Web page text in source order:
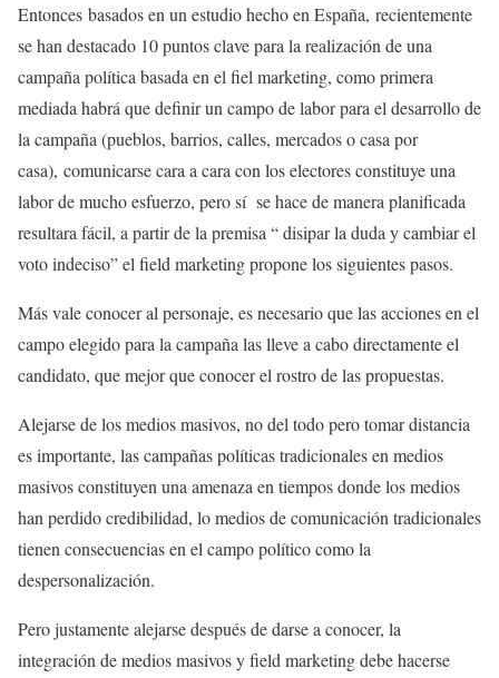
Entonces basados en un estudio hecho en España, recientemente
se han destacado 10 puntos clave para la realización de una
campaña política basada en el fiel marketing, como primera
mediada habrá que definir un campo de labor para el desarrollo de
la campaña (pueblos, barrios, calles, mercados o casa por
casa), comunicarse cara a cara con los electores constituye una
labor de mucho esfuerzo, pero sí se hace de manera planificada
resultara fácil, a partir de la premisa “ disipar la duda y cambiar el
voto indeciso” el field marketing propone los siguientes pasos.
Más vale conocer al personaje, es necesario que las acciones en el
campo elegido para la campaña las lleve a cabo directamente el
candidato, que mejor que conocer el rostro de las propuestas.
Alejarse de los medios masivos, no del todo pero tomar distancia
es importante, las campañas políticas tradicionales en medios
masivos constituyen una amenaza en tiempos donde los medios
han perdido credibilidad, lo medios de comunicación tradicionales
tienen consecuencias en el campo político como la
despersonalización.
Pero justamente alejarse después de darse a conocer, la
integración de medios masivos y field marketing debe hacerse